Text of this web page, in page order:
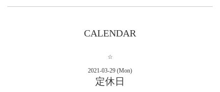
CALENDAR
☆
2021-03-29 (Mon)
定休日